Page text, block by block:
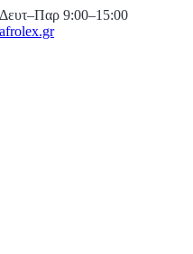
Δευτ–Παρ 9:00–15:00